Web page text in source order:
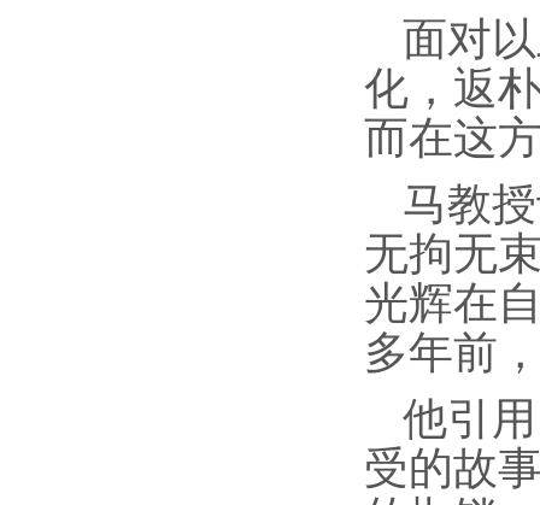
面对
化，返
而在这
马教
无拘无
光辉在
多年前
他引
受的故